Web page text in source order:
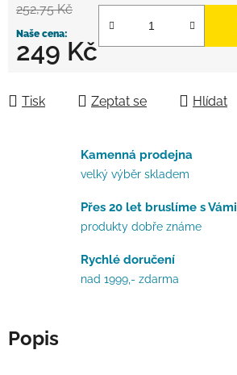
252,75 Kč
249 Kč
Tisk Zeptat se Hlídat
Kamenná prodejna
velký výběr skladem
Přes 20 let bruslíme s Vámi
produkty dobře známe
Rychlé doručení
nad 1999,- zdarma
Popis